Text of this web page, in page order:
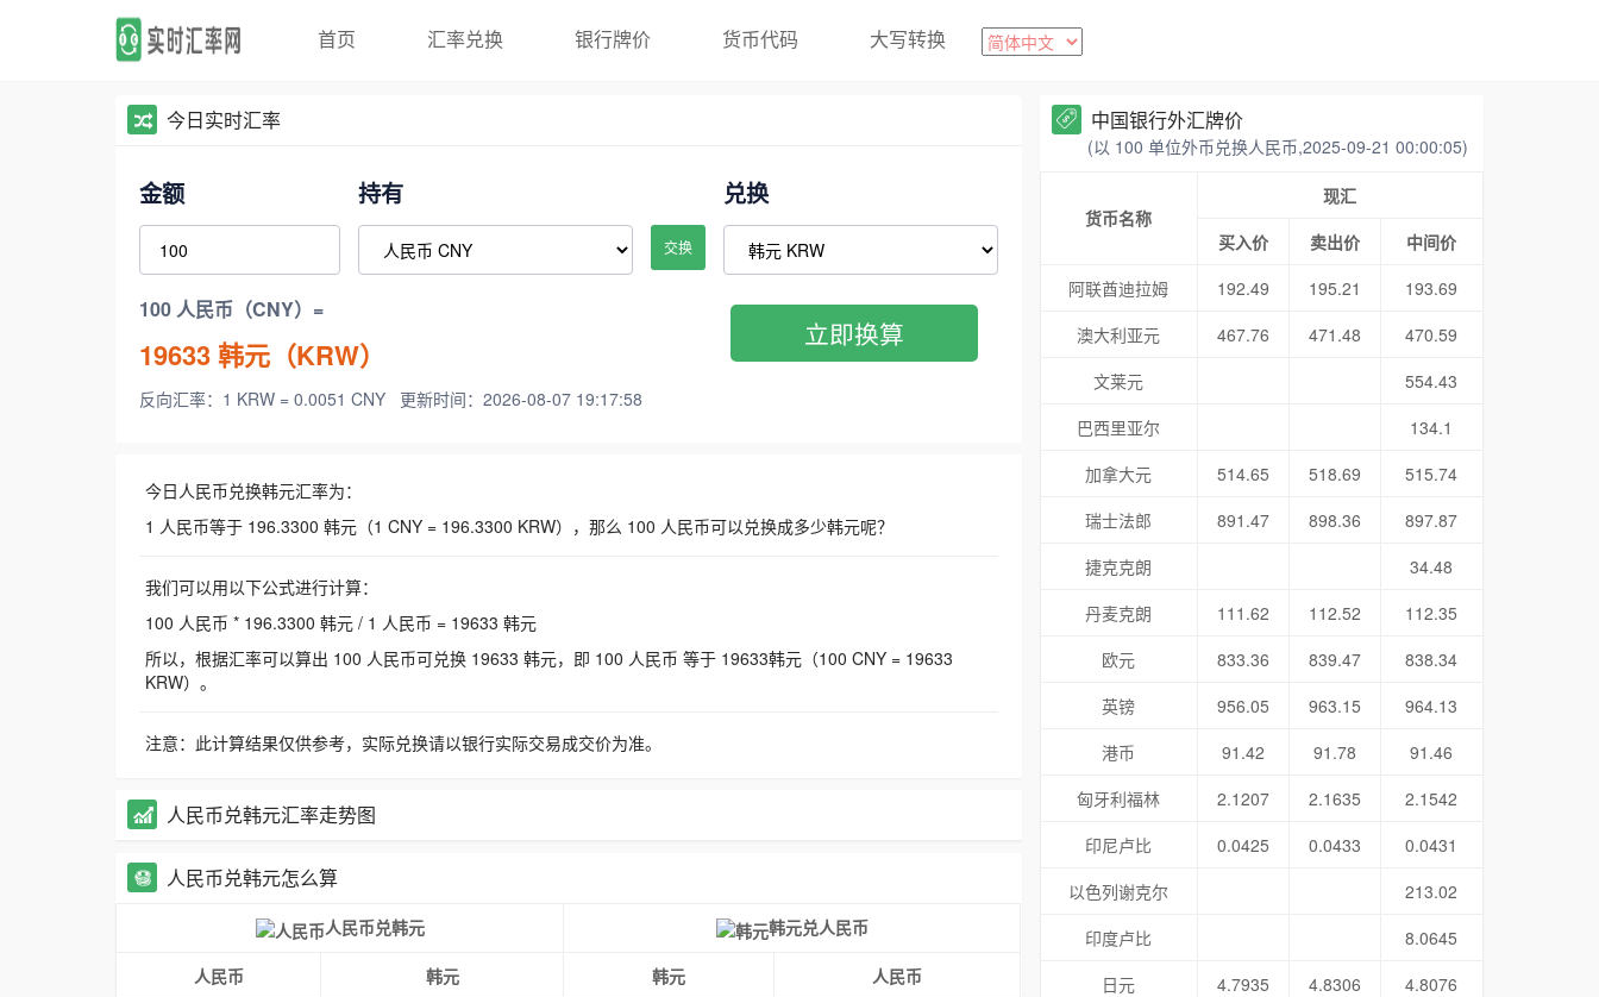
首页 汇率兑换 银行牌价 货币代码 大写转换
今日实时汇率
金额 持有
交换
兑换
100 人民币（CNY）=
19633韩元（KRW）
反向汇率：1 KRW = 0.0051 CNY 更新时间：2026-08-07 19:17:58
立即换算
今日人民币兑换韩元汇率为：
1 人民币等于 196.3300 韩元（1 CNY = 196.3300 KRW），那么 100 人民币可以兑换成多少韩元呢？
我们可以用以下公式进行计算：
100 人民币 * 196.3300 韩元 / 1 人民币 = 19633 韩元
所以，根据汇率可以算出 100 人民币可兑换 19633 韩元，即 100 人民币 等于 19633韩元（100 CNY = 19633
KRW）。
注意：此计算结果仅供参考，实际兑换请以银行实际交易成交价为准。
人民币兑韩元汇率走势图
人民币兑韩元怎么算
人民币兑韩元 韩元兑人民币
人民币 韩元 韩元
人民币
中国银行外汇牌价
(以 100 单位外币兑换人民币,2025-09-21 00:00:05)
货币名称
现汇
买入价
卖出价
中间价
阿联酋迪拉姆
192.49 195.21
193.69
澳大利亚元
467.76 471.48
470.59
文莱元
554.43
巴西里亚尔
134.1
加拿大元
514.65 518.69
515.74
瑞士法郎
891.47 898.36
897.87
捷克克朗
34.48
丹麦克朗
111.62 112.52
112.35
欧元
833.36 839.47
838.34
英镑
956.05 963.15
964.13
港币
91.42 91.78
91.46
匈牙利福林
2.1207 2.1635
2.1542
印尼卢比
0.0425 0.0433
0.0431
以色列谢克尔
213.02
印度卢比
8.0645
日元
4.7935 4.8306
4.8076